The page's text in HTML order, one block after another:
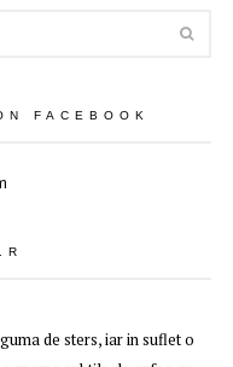
FACEBOOK
de sters, iar in suflet o